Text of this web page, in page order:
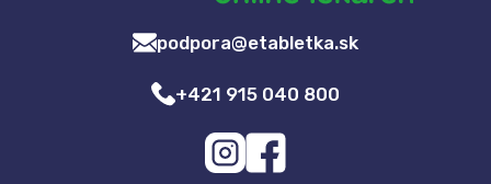
podpora@etabletka.sk
+421 915 040 800